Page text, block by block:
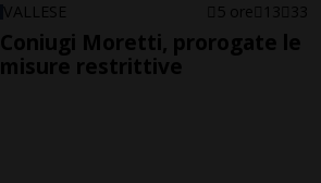
VALLESE 5 ore 13 33
Coniugi Moretti, prorogate le
misure restrittive